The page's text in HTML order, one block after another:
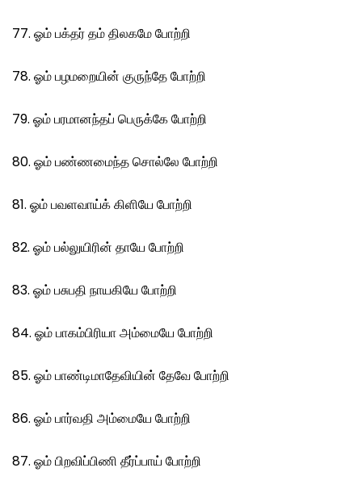
77. ஓம் பக்தர் தம் திலகமே போற்றி
78. ஓம் பழமறையின் குருந்தே போற்றி
79. ஓம் பரமானந்தப் பெருக்கே போற்றி
80. ஓம் பண்ணமைந்த சொல்லே போற்றி
81. ஓம் பவளவாய்க் கிளியே போற்றி
82. ஓம் பல்லுயிரின் தாயே போற்றி
83. ஓம் பசுபதி நாயகியே போற்றி
84. ஓம் பாகம்பிரியா அம்மையே போற்றி
85. ஓம் பாண்டிமாதேவியின் தேவே போற்றி
86. ஓம் பார்வதி அம்மையே போற்றி
87. ஓம் பிறவிப்பிணி தீர்ப்பாய் போற்றி